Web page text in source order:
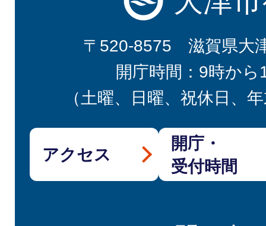
〒520-8575 滋賀県大
開庁時間：9時から
（土曜、日曜、祝休日、
アクセス
開庁・
受付時間